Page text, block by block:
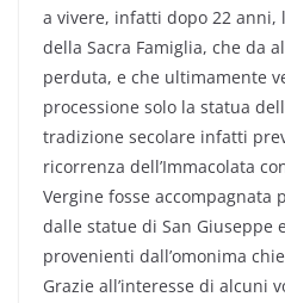
a vivere, infatti dopo 22 anni,
della Sacra Famiglia, che da
perduta, e che ultimamente
processione solo la statua
tradizione secolare infatti
ricorrenza dell’Immacolata
Vergine fosse accompagnata
dalle statue di San Giuseppe
provenienti dall’omonima
Grazie all’interesse di alcuni